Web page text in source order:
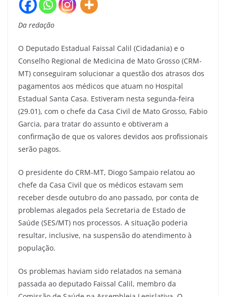
Da redação
O Deputado Estadual Faissal Calil (Cidadania) e o
Conselho Regional de Medicina de Mato Grosso (CRM-
MT) conseguiram solucionar a questão dos atrasos dos
pagamentos aos médicos que atuam no Hospital
Estadual Santa Casa. Estiveram nesta segunda-feira
(29.01), com o chefe da Casa Civil de Mato Grosso, Fabio
Garcia, para tratar do assunto e obtiveram a
confirmação de que os valores devidos aos profissionais
serão pagos.
O presidente do CRM-MT, Diogo Sampaio relatou ao
chefe da Casa Civil que os médicos estavam sem
receber desde outubro do ano passado, por conta de
problemas alegados pela Secretaria de Estado de
Saúde (SES/MT) nos processos. A situação poderia
resultar, inclusive, na suspensão do atendimento à
população.
Os problemas haviam sido relatados na semana
passada ao deputado Faissal Calil, membro da